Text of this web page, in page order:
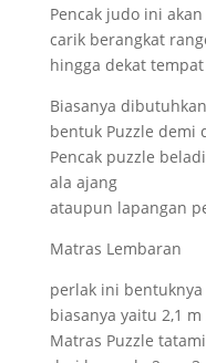
Pencak judo ini akan
carik berangkat
hingga dekat
Biasanya
bentuk Puzzle demi
Pencak puzzle
ala ajang
ataupun lapangan
Matras Lembaran
perlak ini
biasanya yaitu 2,1
Matras Puzzle